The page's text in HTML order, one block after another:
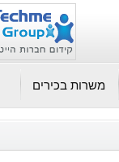
משרות בכירים